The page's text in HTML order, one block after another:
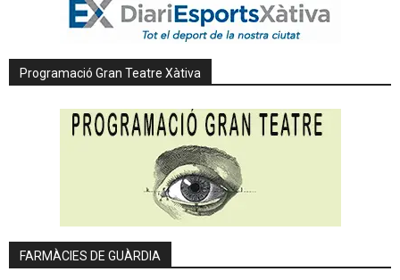
Programació Gran Teatre Xàtiva
FARMÀCIES DE GUÀRDIA